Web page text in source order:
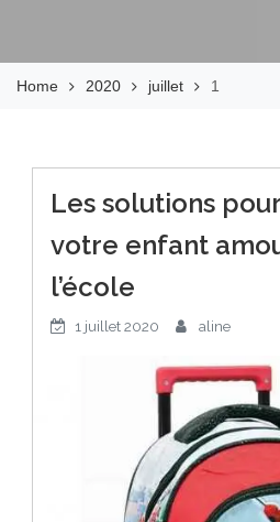
Home 2020 juillet 1
Les solutions
votre enfant
l’école
1 juillet 2020 aline